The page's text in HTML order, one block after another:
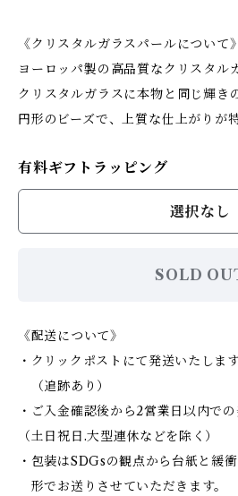
《クリスタルガラスパールについて》
ヨーロッパ製の高品質なクリスタル
クリスタルガラスに本物と同じ輝き
円形のビーズで、上質な仕上がりが
有料ギフトラッピング
選択なし
SOLD
《配送について》
・クリックポストにて発送いたしま
（追跡あり）
・ご入金確認後から2営業日以内で
（土日祝日.大型連休などを除く）
・包装はSDGsの観点から台紙と緩
形でお送りさせていただきます。